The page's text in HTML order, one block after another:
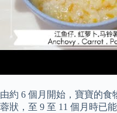
由約 6 個月開始，寶寶的
蓉狀，至 9 至 11 個月時已